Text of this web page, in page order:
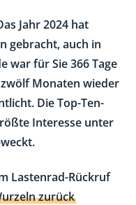
Jahr 2024 hat
gebracht, auch in
war für Sie 366 Tage
Monaten wieder
Die Top-Ten-
Interesse unter
Lastenrad-Rückruf
zurück